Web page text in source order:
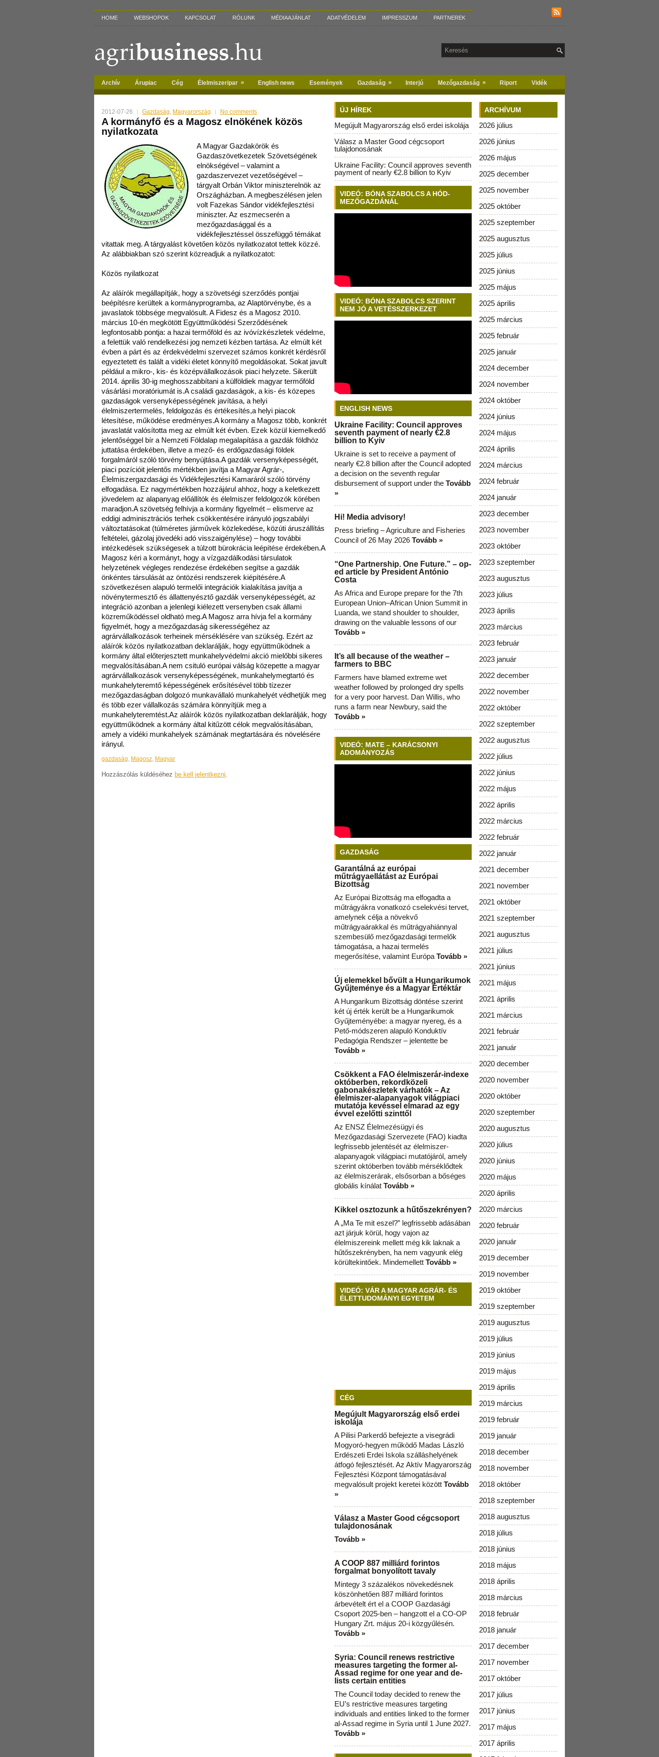
HOME WEBSHOPOK KAPCSOLAT RÓLUNK MÉDIAAJÁNLAT ADATVÉDELEM IMPRESSZUM PARTNEREK
Archív Árupiac Cég Élelmiszeripar » English news Események Gazdaság » Interjú Mezőgazdaság » Riport Vidék
2012-07-26 Gazdaság, Magyarország No comments
A kormányfő és a Magosz elnökének közös
nyilatkozata
A Magyar Gazdakörök és
Gazdaszövetkezetek Szövetségének
elnökségével – valamint a
gazdaszervezet vezetőségével –
tárgyalt Orbán Viktor miniszterelnök az
Országházban. A megbeszélésen jelen
volt Fazekas Sándor vidékfejlesztési
miniszter. Az eszmecserén a
mezőgazdasággal és a
vidékfejlesztéssel összefüggő témákat
vitattak meg. A tárgyalást követően közös nyilatkozatot tettek közzé.
Az alábbiakban szó szerint közreadjuk a nyilatkozatot:
Közös nyilatkozat
Az aláírók megállapítják, hogy a szövetségi szerződés pontjai
beépítésre kerültek a kormányprogramba, az Alaptörvénybe, és a
javaslatok többsége megvalósult. A Fidesz és a Magosz 2010.
március 10-én megkötött Együttműködési Szerződésének
legfontosabb pontja: a hazai termőföld és az ivóvízkészletek védelme,
a felettük való rendelkezési jog nemzeti kézben tartása. Az elmúlt két
évben a párt és az érdekvédelmi szervezet számos konkrét kérdésről
egyeztetett és talált a vidéki életet könnyítő megoldásokat. Sokat javult
például a mikro-, kis- és középvállalkozások piaci helyzete. Sikerült
2014. április 30-ig meghosszabbítani a külföldiek magyar termőföld
vásárlási moratóriumát is.A családi gazdaságok, a kis- és közepes
gazdaságok versenyképességének javítása, a helyi
élelmiszertermelés, feldolgozás és értékesítés,a helyi piacok
létesítése, működése eredményes.A kormány a Magosz több, konkrét
javaslatát valósította meg az elmúlt két évben. Ezek közül kiemelkedő
jelentőséggel bír a Nemzeti Földalap megalapítása a gazdák földhöz
juttatása érdekében, illetve a mező- és erdőgazdasági földek
forgalmáról szóló törvény benyújtása.A gazdák versenyképességét,
piaci pozícióit jelentős mértékben javítja a Magyar Agrár-,
Élelmiszergazdasági és Vidékfejlesztési Kamaráról szóló törvény
elfogadása. Ez nagymértékben hozzájárul ahhoz, hogy a keletkezett
jövedelem az alapanyag előállítók és élelmiszer feldolgozók körében
maradjon.A szövetség felhívja a kormány figyelmét – elismerve az
eddigi adminisztrációs terhek csökkentésére irányuló jogszabályi
változtatásokat (túlméretes járművek közlekedése, közúti áruszállítás
feltételei, gázolaj jövedéki adó visszaigénylése) – hogy további
intézkedések szükségesek a túlzott bürokrácia leépítése érdekében.A
Magosz kéri a kormányt, hogy a vízgazdálkodási társulatok
helyzetének végleges rendezése érdekében segítse a gazdák
önkéntes társulását az öntözési rendszerek kiépítésére.A
szövetkezésen alapuló termelői integrációk kialakítása javítja a
növénytermesztő és állattenyésztő gazdák versenyképességét, az
integráció azonban a jelenlegi kiélezett versenyben csak állami
közreműködéssel oldható meg.A Magosz arra hívja fel a kormány
figyelmét, hogy a mezőgazdaság sikerességéhez az
agrárvállalkozások terheinek mérséklésére van szükség. Ezért az
aláírók közös nyilatkozatban deklarálják, hogy együttműködnek a
kormány által előterjesztett munkahelyvédelmi akció mielőbbi sikeres
megvalósításában.A nem csituló európai válság közepette a magyar
agrárvállalkozások versenyképességének, munkahelymegtartó és
munkahelyteremtő képességének erősítésével több tízezer
mezőgazdaságban dolgozó munkavállaló munkahelyét védhetjük meg
és több ezer vállalkozás számára könnyítjük meg a
munkahelyteremtést.Az aláírók közös nyilatkozatban deklarálják, hogy
együttműködnek a kormány által kitűzött célok megvalósításában,
amely a vidéki munkahelyek számának megtartására és növelésére
irányul.
gazdaság, Magosz, Magyar
Hozzászólás küldéséhez be kell jelentkezni.
ÚJ HÍREK
Megújult Magyarország első erdei iskolája
Válasz a Master Good cégcsoport
tulajdonosának
Ukraine Facility: Council approves seventh
payment of nearly €2.8 billion to Kyiv
VIDEÓ: BÓNA SZABOLCS A HÓD-
MEZŐGAZDÁNÁL
VIDEÓ: BÓNA SZABOLCS SZERINT
NEM JÓ A VETÉSSZERKEZET
ENGLISH NEWS
Ukraine Facility: Council approves
seventh payment of nearly €2.8
billion to Kyiv
Ukraine is set to receive a payment of
nearly €2.8 billion after the Council adopted
a decision on the seventh regular
disbursement of support under the Tovább
»
Hi! Media advisory!
Press briefing – Agriculture and Fisheries
Council of 26 May 2026 Tovább »
“One Partnership. One Future.” – op-
ed article by President António
Costa
As Africa and Europe prepare for the 7th
European Union–African Union Summit in
Luanda, we stand shoulder to shoulder,
drawing on the valuable lessons of our
Tovább »
It’s all because of the weather –
farmers to BBC
Farmers have blamed extreme wet
weather followed by prolonged dry spells
for a very poor harvest. Dan Willis, who
runs a farm near Newbury, said the
Tovább »
VIDEÓ: MATE – KARÁCSONYI
ADOMÁNYOZÁS
GAZDASÁG
Garantálná az európai
műtrágyaellátást az Európai
Bizottság
Az Európai Bizottság ma elfogadta a
műtrágyákra vonatkozó cselekvési tervet,
amelynek célja a növekvő
műtrágyaárakkal és műtrágyahiánnyal
szembesülő mezőgazdasági termelők
támogatása, a hazai termelés
megerősítése, valamint Európa Tovább »
Új elemekkel bővült a Hungarikumok
Gyűjteménye és a Magyar Értéktár
A Hungarikum Bizottság döntése szerint
két új érték került be a Hungarikumok
Gyűjteményébe: a magyar nyereg, és a
Pető-módszeren alapuló Konduktív
Pedagógia Rendszer – jelentette be
Tovább »
Csökkent a FAO élelmiszerár-indexe
októberben, rekordközeli
gabonakészletek várhatók – Az
élelmiszer-alapanyagok világpiaci
mutatója kevéssel elmarad az egy
évvel ezelőtti szinttől
Az ENSZ Élelmezésügyi és
Mezőgazdasági Szervezete (FAO) kiadta
legfrissebb jelentését az élelmiszer-
alapanyagok világpiaci mutatójáról, amely
szerint októberben tovább mérséklődtek
az élelmiszerárak, elsősorban a bőséges
globális kínálat Tovább »
Kikkel osztozunk a hűtőszekrényen?
A „Ma Te mit eszel?” legfrissebb adásában
azt járjuk körül, hogy vajon az
élelmiszereink mellett még kik laknak a
hűtőszekrényben, ha nem vagyunk elég
körültekintőek. Mindemellett Tovább »
VIDEÓ: VÁR A MAGYAR AGRÁR- ÉS
ÉLETTUDOMÁNYI EGYETEM
CÉG
Megújult Magyarország első erdei
iskolája
A Pilisi Parkerdő befejezte a visegrádi
Mogyoró-hegyen működő Madas László
Erdészeti Erdei Iskola szálláshelyének
átfogó fejlesztését. Az Aktív Magyarország
Fejlesztési Központ támogatásával
megvalósult projekt keretei között Tovább
»
Válasz a Master Good cégcsoport
tulajdonosának
Tovább »
A COOP 887 milliárd forintos
forgalmat bonyolított tavaly
Mintegy 3 százalékos növekedésnek
köszönhetően 887 milliárd forintos
árbevételt ért el a COOP Gazdasági
Csoport 2025-ben – hangzott el a CO-OP
Hungary Zrt. május 20-i közgyűlésén.
Tovább »
Syria: Council renews restrictive
measures targeting the former al-
Assad regime for one year and de-
lists certain entities
The Council today decided to renew the
EU’s restrictive measures targeting
individuals and entities linked to the former
al-Assad regime in Syria until 1 June 2027.
Tovább »
ARCHÍVUM
2026 július
2026 június
2026 május
2025 december
2025 november
2025 október
2025 szeptember
2025 augusztus
2025 július
2025 június
2025 május
2025 április
2025 március
2025 február
2025 január
2024 december
2024 november
2024 október
2024 június
2024 május
2024 április
2024 március
2024 február
2024 január
2023 december
2023 november
2023 október
2023 szeptember
2023 augusztus
2023 július
2023 április
2023 március
2023 február
2023 január
2022 december
2022 november
2022 október
2022 szeptember
2022 augusztus
2022 július
2022 június
2022 május
2022 április
2022 március
2022 február
2022 január
2021 december
2021 november
2021 október
2021 szeptember
2021 augusztus
2021 július
2021 június
2021 május
2021 április
2021 március
2021 február
2021 január
2020 december
2020 november
2020 október
2020 szeptember
2020 augusztus
2020 július
2020 június
2020 május
2020 április
2020 március
2020 február
2020 január
2019 december
2019 november
2019 október
2019 szeptember
2019 augusztus
2019 július
2019 június
2019 május
2019 április
2019 március
2019 február
2019 január
2018 december
2018 november
2018 október
2018 szeptember
2018 augusztus
2018 július
2018 június
2018 május
2018 április
2018 március
2018 február
2018 január
2017 december
2017 november
2017 október
2017 július
2017 június
2017 május
2017 április